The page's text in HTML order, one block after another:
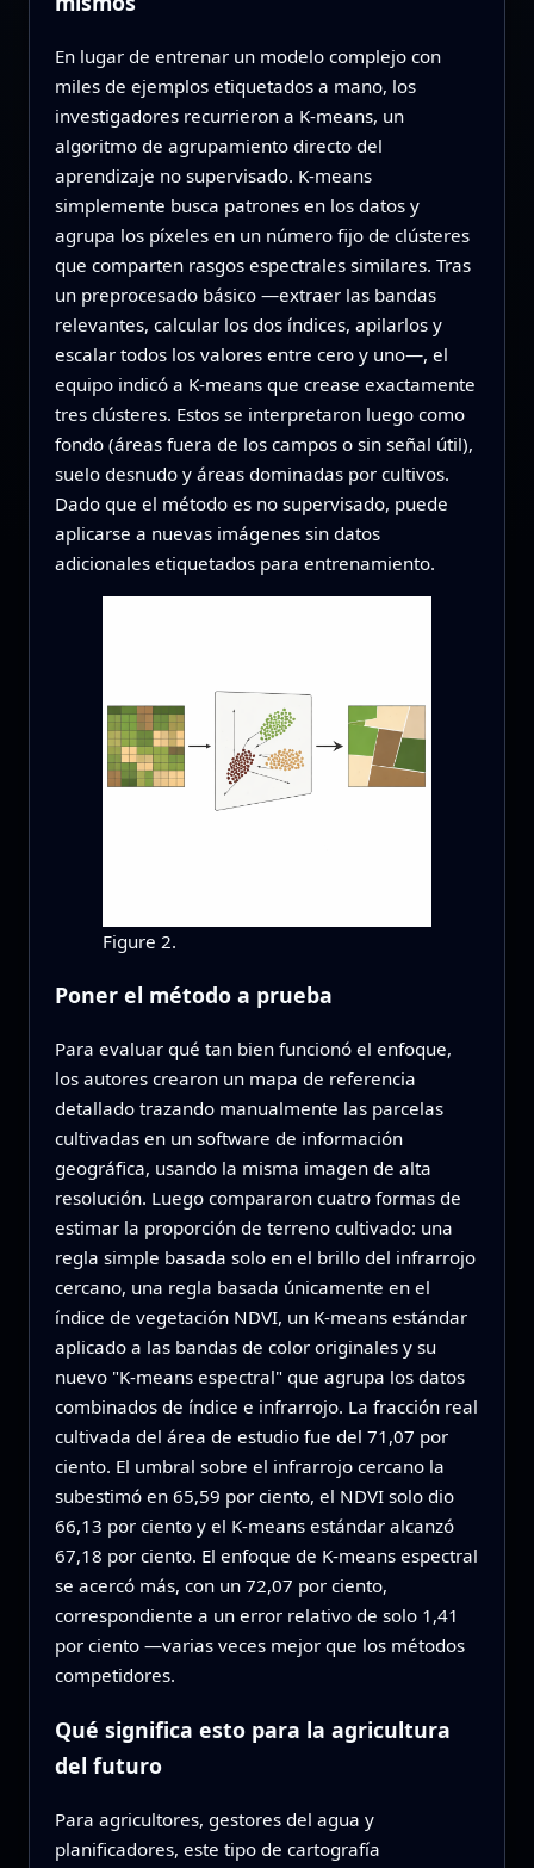
En lugar de entrenar un modelo complejo con
miles de ejemplos etiquetados a mano, los
investigadores recurrieron a K‑means, un
algoritmo de agrupamiento directo del
aprendizaje no supervisado. K‑means
simplemente busca patrones en los datos y
agrupa los píxeles en un número fijo de clústeres
que comparten rasgos espectrales similares. Tras
un preprocesado básico —extraer las bandas
relevantes, calcular los dos índices, apilarlos y
escalar todos los valores entre cero y uno—, el
equipo indicó a K‑means que crease exactamente
tres clústeres. Estos se interpretaron luego como
fondo (áreas fuera de los campos o sin señal útil),
suelo desnudo y áreas dominadas por cultivos.
Dado que el método es no supervisado, puede
aplicarse a nuevas imágenes sin datos
adicionales etiquetados para entrenamiento.
Figure 2.
Poner el método a prueba
Para evaluar qué tan bien funcionó el enfoque,
los autores crearon un mapa de referencia
detallado trazando manualmente las parcelas
cultivadas en un software de información
geográfica, usando la misma imagen de alta
resolución. Luego compararon cuatro formas de
estimar la proporción de terreno cultivado: una
regla simple basada solo en el brillo del infrarrojo
cercano, una regla basada únicamente en el
índice de vegetación NDVI, un K‑means estándar
aplicado a las bandas de color originales y su
nuevo "K‑means espectral" que agrupa los datos
combinados de índice e infrarrojo. La fracción real
cultivada del área de estudio fue del 71,07 por
ciento. El umbral sobre el infrarrojo cercano la
subestimó en 65,59 por ciento, el NDVI solo dio
66,13 por ciento y el K‑means estándar alcanzó
67,18 por ciento. El enfoque de K‑means espectral
se acercó más, con un 72,07 por ciento,
correspondiente a un error relativo de solo 1,41
por ciento —varias veces mejor que los métodos
competidores.
Qué significa esto para la agricultura
del futuro
Para agricultores, gestores del agua y
planificadores, este tipo de cartografía